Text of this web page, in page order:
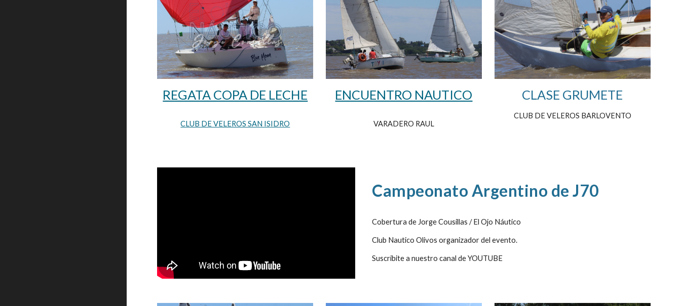
REGATA COPA DE LECHE
CLUB DE VELEROS SAN ISIDRO
ENCUENTRO NAUTICO
VARADERO RAUL
CLASE GRUMETE
CLUB DE VELEROS BARLOVENTO
Campeonato Argentino de J70
Cobertura de Jorge Cousillas / El Ojo Náutico
Club Nautico Olivos organizador del evento.
Suscribite a nuestro canal de YOUTUBE